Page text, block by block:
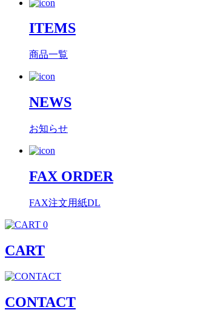
ITEMS
商品一覧
NEWS
お知らせ
FAX ORDER
FAX注文用紙DL
0
CART
CONTACT